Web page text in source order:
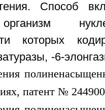
Способ
которых
-6-